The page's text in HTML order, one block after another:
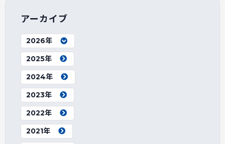
アーカイブ
2026年
2025年
2024年
2023年
2022年
2021年